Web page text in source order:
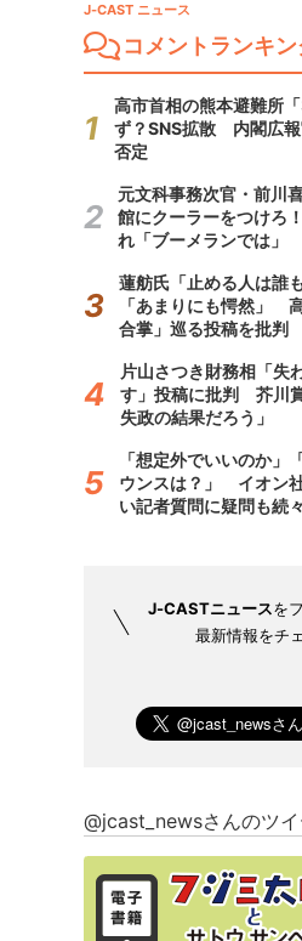
J-CAST ニュース
コメントランキン
高市首相の熊本避難所
ず？SNS拡散 内閣広報
否定
元文科事務次官・前川
館にクーラーをつけろ
れ「ブーメランでは」
蓮舫氏「止める人は誰
「あまりにも愕然」
合掌」巡る投稿を批判
片山さつき財務相「失
す」投稿に批判 芥川
失政の結果だろう」
「想定外でいいのか」
ウンスは？」 イオン
い記者質問に疑問も続々
J-CASTニュースを
最新情報をチ
@jcast_newsさんのツイ